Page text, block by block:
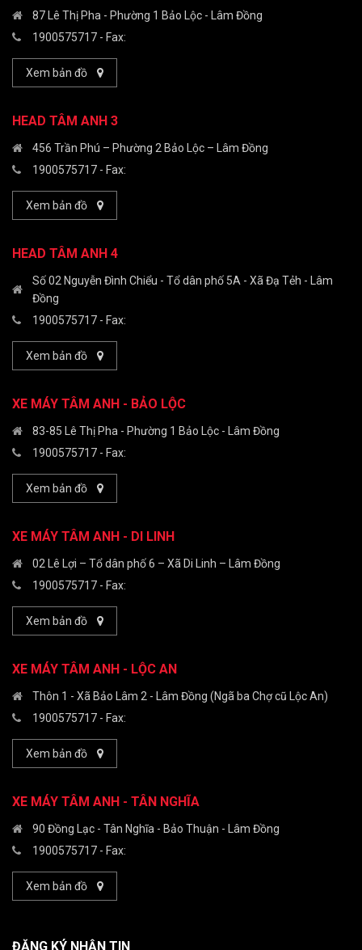
87 Lê Thị Pha - Phường 1 Bảo Lộc - Lâm Đồng
1900575717 - Fax:
Xem bản đồ
HEAD TÂM ANH 3
456 Trần Phú – Phường 2 Bảo Lộc – Lâm Đồng
1900575717 - Fax:
Xem bản đồ
HEAD TÂM ANH 4
Số 02 Nguyễn Đình Chiểu - Tổ dân phố 5A - Xã Đạ Tẻh - Lâm
Đồng
1900575717 - Fax:
Xem bản đồ
XE MÁY TÂM ANH - BẢO LỘC
83-85 Lê Thị Pha - Phường 1 Bảo Lộc - Lâm Đồng
1900575717 - Fax:
Xem bản đồ
XE MÁY TÂM ANH - DI LINH
02 Lê Lợi – Tổ dân phố 6 – Xã Di Linh – Lâm Đồng
1900575717 - Fax:
Xem bản đồ
XE MÁY TÂM ANH - LỘC AN
Thôn 1 - Xã Bảo Lâm 2 - Lâm Đồng (Ngã ba Chợ cũ Lộc An)
1900575717 - Fax:
Xem bản đồ
XE MÁY TÂM ANH - TÂN NGHĨA
90 Đồng Lạc - Tân Nghĩa - Bảo Thuận - Lâm Đồng
1900575717 - Fax:
Xem bản đồ
ĐĂNG KÝ NHẬN TIN